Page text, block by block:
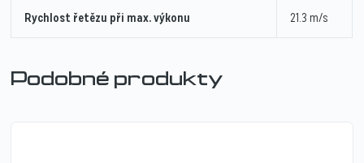
Rychlost řetězu při max. výkonu 21.3 m/s
Podobné produkty